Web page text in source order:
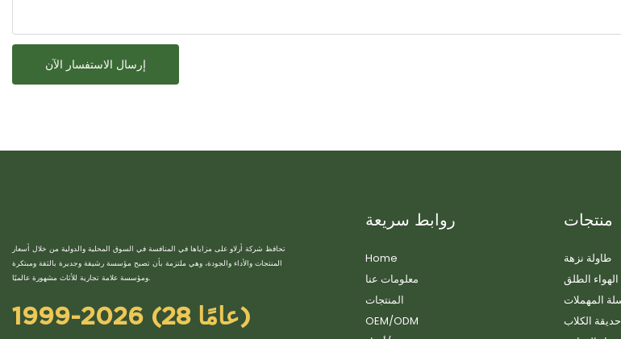
إرسال الاستفسار الآن
تحافظ شركة أرلاو على مزاياها في المنافسة في السوق المحلية والدولية من خلال أسعار
المنتجات والأداء والجودة، وهي ملتزمة بأن تصبح مؤسسة رشيقة وجديرة بالثقة ومبتكرة
ومؤسسة علامة تجارية للأثاث مشهورة عالميًا.
1999-2026 (28 عامًا)
روابط سريعة
Home
معلومات عنا
المنتجات
OEM/ODM
منتجات
طاولة نزهة
الطلق
المهملات
الكلاب